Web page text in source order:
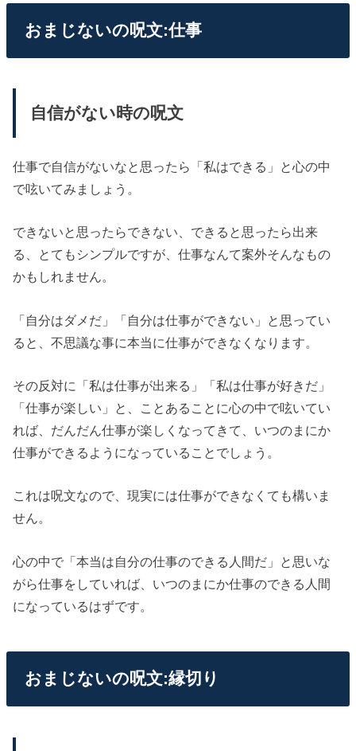
おまじないの呪文:仕事
自信がない時の呪文
仕事で自信がないなと思ったら「私はできる」と心の中
で呟いてみましょう。
できないと思ったらできない、できると思ったら出来
る、とてもシンプルですが、仕事なんて案外そんなもの
かもしれません。
「自分はダメだ」「自分は仕事ができない」と思ってい
ると、不思議な事に本当に仕事ができなくなります。
その反対に「私は仕事が出来る」「私は仕事が好きだ」
「仕事が楽しい」と、ことあることに心の中で呟いてい
れば、だんだん仕事が楽しくなってきて、いつのまにか
仕事ができるようになっていることでしょう。
これは呪文なので、現実には仕事ができなくても構いま
せん。
心の中で「本当は自分の仕事のできる人間だ」と思いな
がら仕事をしていれば、いつのまにか仕事のできる人間
になっているはずです。
おまじないの呪文:縁切り